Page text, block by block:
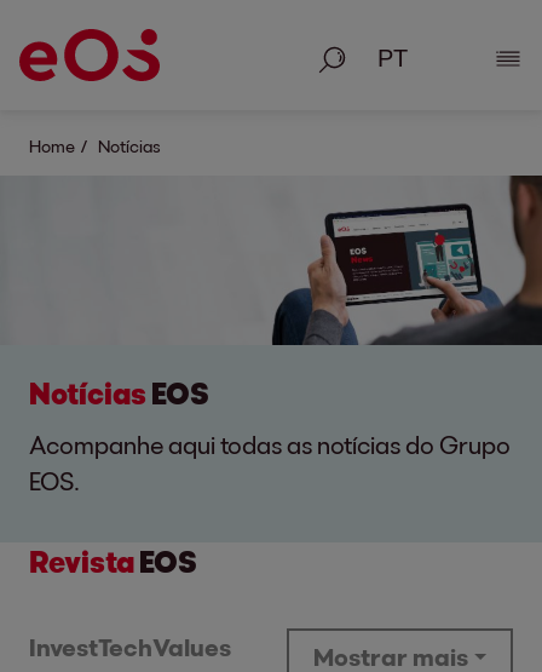
Pesquisa
Home Notícias
Notícias EOS
Acompanhe aqui todas as notícias do Grupo
EOS.
RevistaEOS
InvestTechValues Mostrar mais